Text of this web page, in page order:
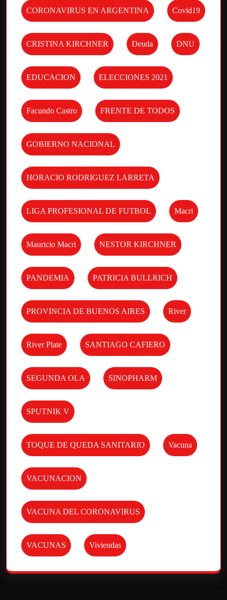
CORONAVIRUS EN ARGENTINA Covid19
CRISTINA KIRCHNER Deuda DNU
EDUCACION ELECCIONES 2021
Facundo Castro FRENTE DE TODOS
GOBIERNO NACIONAL
HORACIO RODRIGUEZ LARRETA
LIGA PROFESIONAL DE FUTBOL Macri
Mauricio Macri NESTOR KIRCHNER
PANDEMIA PATRICIA BULLRICH
PROVINCIA DE BUENOS AIRES River
River Plate SANTIAGO CAFIERO
SEGUNDA OLA SINOPHARM
SPUTNIK V
TOQUE DE QUEDA SANITARIO Vacuna
VACUNACION
VACUNA DEL CORONAVIRUS
VACUNAS Viviendas